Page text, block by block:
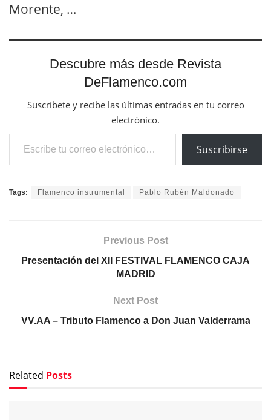
Morente, …
Descubre más desde Revista
DeFlamenco.com
Suscríbete y recibe las últimas entradas en tu correo
electrónico.
Escribe tu correo electrónico…
Suscribirse
Tags: Flamenco instrumental Pablo Rubén Maldonado
Previous Post
Presentación del XII FESTIVAL FLAMENCO CAJA
MADRID
Next Post
VV.AA – Tributo Flamenco a Don Juan Valderrama
Related Posts